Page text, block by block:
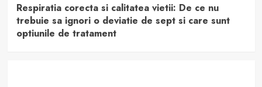
Respiratia corecta si calitatea vietii: De ce nu
trebuie sa ignori o deviatie de sept si care sunt
optiunile de tratament